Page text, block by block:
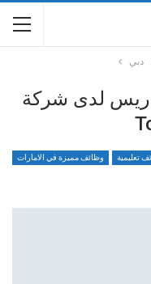
دبي
لدى شركة
تعليمية وظائف مميزة في الامارات